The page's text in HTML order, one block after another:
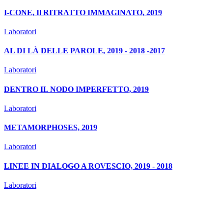
I-CONE, Il RITRATTO IMMAGINATO, 2019
Laboratori
AL DI LÀ DELLE PAROLE, 2019 - 2018 -2017
Laboratori
DENTRO IL NODO IMPERFETTO, 2019
Laboratori
METAMORPHOSES, 2019
Laboratori
LINEE IN DIALOGO A ROVESCIO, 2019 - 2018
Laboratori